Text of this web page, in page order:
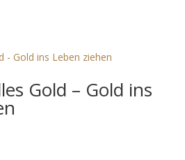
Gold – Gold ins